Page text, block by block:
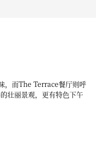
，而The Terrace餐厅则呼
壮丽景观，更有特色下午